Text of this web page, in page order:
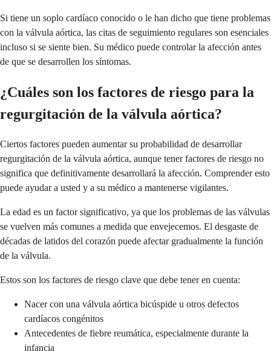
Si tiene un soplo cardíaco conocido o le han dicho que tiene problemas
con la válvula aórtica, las citas de seguimiento regulares son esenciales
incluso si se siente bien. Su médico puede controlar la afección antes
de que se desarrollen los síntomas.
¿Cuáles son los factores de riesgo para la
regurgitación de la válvula aórtica?
Ciertos factores pueden aumentar su probabilidad de desarrollar
regurgitación de la válvula aórtica, aunque tener factores de riesgo no
significa que definitivamente desarrollará la afección. Comprender esto
puede ayudar a usted y a su médico a mantenerse vigilantes.
La edad es un factor significativo, ya que los problemas de las válvulas
se vuelven más comunes a medida que envejecemos. El desgaste de
décadas de latidos del corazón puede afectar gradualmente la función
de la válvula.
Estos son los factores de riesgo clave que debe tener en cuenta:
Nacer con una válvula aórtica bicúspide u otros defectos
cardíacos congénitos
Antecedentes de fiebre reumática, especialmente durante la
infancia